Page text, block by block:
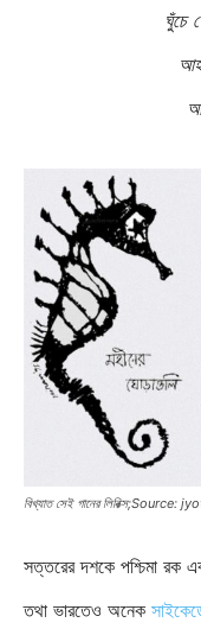
ঘুঁচে
বিখ্যাত সেই গানের
সত্তরের দশকে পশ্চিমা রক
তথা ভারতেও অনেক